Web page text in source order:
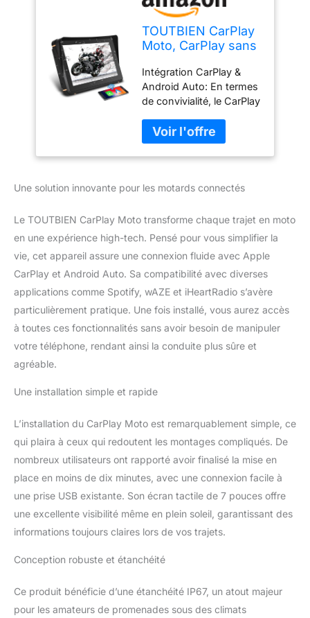
TOUTBIEN CarPlay
Moto, CarPlay sans
Auto pour Moto, 7
Pouces Écran
Tactile IP67
Étanche, Double
Bluetooth 5.0, GPS
Navigation,
FM&AUX,
Siri/G0ogle
Intégration CarPlay &
Android Auto: En termes
de convivialité, le CarPlay
de TOUTBIEN possède
une interface bien
pensée. Avec
et Android Auto, vous
applications préférées,
passer des appels,
envoyer des messages
et même utiliser les
commandes vocales via
Siri ou Google Assistant
sans quitter le guidon
des mains. Ce niveau
d'intégration améliore la
commodité et la sécurité,
route tout en profitant
applications favorites.
Connectivité Bluetooth
Double: L'inclusion de la
fonctionnalité Bluetooth
double est
révolutionnaire. Non
seulement vous pouvez
connecter votre
smartphone sans effort,
également synchroniser
assurant une
communication claire et
Une solution innovante pour les motards connectés
Le TOUTBIEN CarPlay Moto transforme chaque trajet en moto
en une expérience high-tech. Pensé pour vous simplifier la
vie, cet appareil assure une connexion fluide avec Apple
CarPlay et Android Auto. Sa compatibilité avec diverses
applications comme Spotify, wAZE et iHeartRadio s’avère
particulièrement pratique. Une fois installé, vous aurez accès
à toutes ces fonctionnalités sans avoir besoin de manipuler
votre téléphone, rendant ainsi la conduite plus sûre et
agréable.
Une installation simple et rapide
L’installation du CarPlay Moto est remarquablement simple, ce
qui plaira à ceux qui redoutent les montages compliqués. De
nombreux utilisateurs ont rapporté avoir finalisé la mise en
place en moins de dix minutes, avec une connexion facile à
une prise USB existante. Son écran tactile de 7 pouces offre
une excellente visibilité même en plein soleil, garantissant des
informations toujours claires lors de vos trajets.
Conception robuste et étanchéité
Ce produit bénéficie d’une étanchéité IP67, un atout majeur
pour les amateurs de promenades sous des climats